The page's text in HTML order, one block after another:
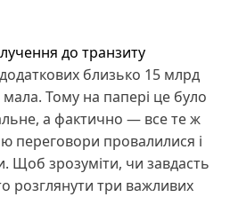
до транзиту
близько 15 млрд
мала. Тому на папері це було
а фактично — все те ж
переговори провалилися і
Щоб зрозуміти, чи завдасть
розглянути три важливих